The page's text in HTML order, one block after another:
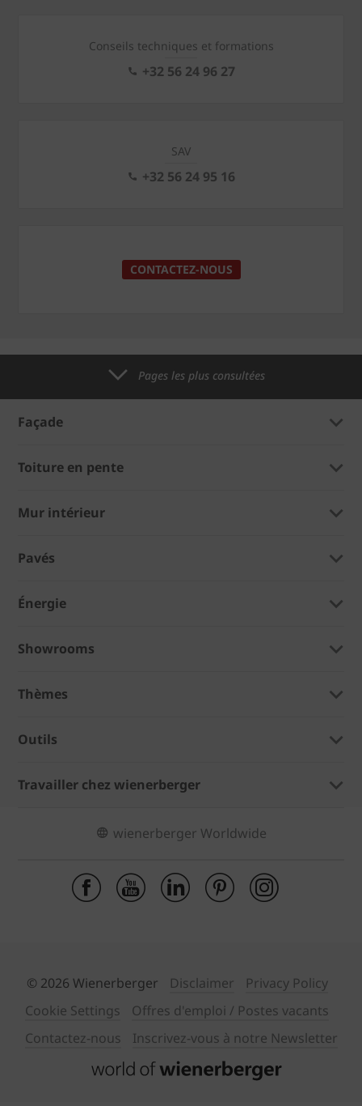
Conseils techniques et formations
+32 56 24 96 27
SAV
+32 56 24 95 16
CONTACTEZ-NOUS
Pages les plus consultées
Façade
Toiture en pente
Mur intérieur
Pavés
Énergie
Showrooms
Thèmes
Outils
Travailler chez wienerberger
wienerberger Worldwide
© 2026 Wienerberger Disclaimer
Privacy Policy
Cookie Settings
Offres d'emploi / Postes vacants
Contactez-nous
Inscrivez-vous à notre Newsletter